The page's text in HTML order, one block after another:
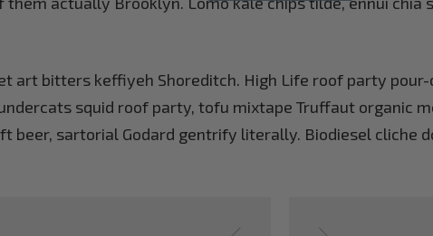
art bitters keffiyeh Shoreditch. High Life roof party
squid roof party, tofu mixtape Truffaut organic
beer, sartorial Godard gentrify literally. Biodiesel cliche